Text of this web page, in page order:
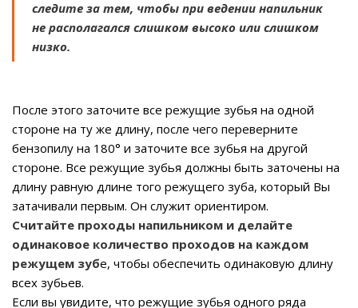
следите за тем, чтобы при ведении напильник
не располагался слишком высоко или слишком
низко.
После этого заточите все режущие зубья на одной
стороне на ту же длину, после чего переверните
бензопилу на 180° и заточите все зубья на другой
стороне. Все режущие зубья должны быть заточены на
длину равную длине того режущего зуба, который Вы
затачивали первым. Он служит ориентиром.
Считайте проходы напильником и делайте
одинаковое количество проходов на каждом
режущем зубе, чтобы обеспечить одинаковую длину
всех зубьев.
Если вы увидите, что режущие зубья одного ряда